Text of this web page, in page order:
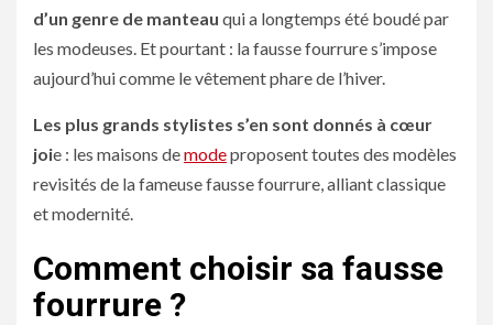
d’un genre de manteau qui a longtemps été boudé par
les modeuses. Et pourtant : la fausse fourrure s’impose
aujourd’hui comme le vêtement phare de l’hiver.
Les plus grands stylistes s’en sont donnés à cœur
joie : les maisons demodeproposent toutes des modèles
revisités de la fameuse fausse fourrure, alliant classique
et modernité.
Comment choisir sa fausse
fourrure ?